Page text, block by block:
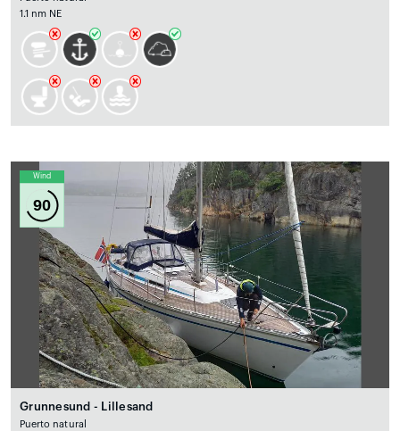
1.1 nm NE
Wind
90
Grunnesund - Lillesand
Puerto natural